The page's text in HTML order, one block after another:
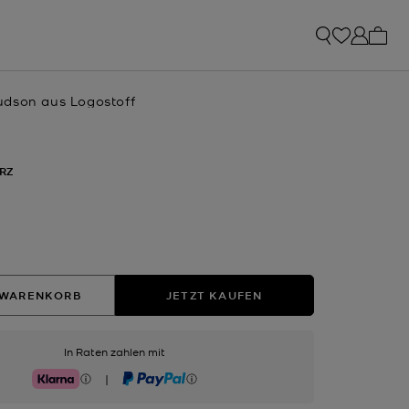
aus Logostoff
JETZT KAUFEN
In Raten zahlen mit
Klarna | PayPal